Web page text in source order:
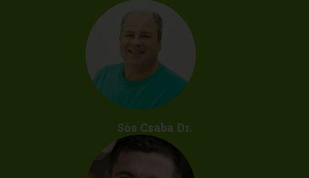
Sós Csaba Dr.